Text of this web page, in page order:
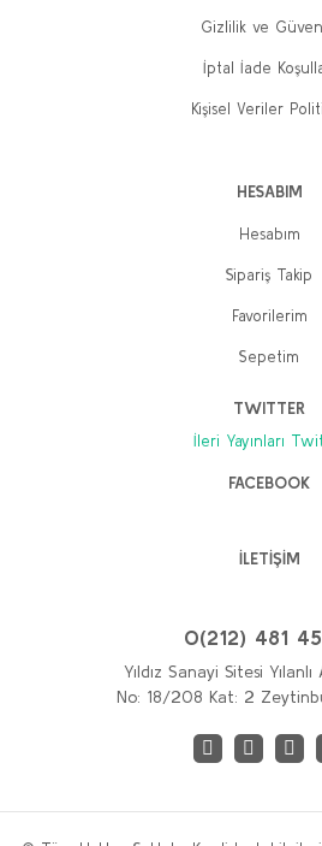
Gizlilik ve
İptal İade
Kişisel Veriler
HESABIM
Hesabım
Sipariş Takip
Favorilerim
Sepetim
TWITTER
İleri Yayınları
FACEBOOK
İLETİŞİM
0(212) 481
Yıldız Sanayi Sitesi Yılanlı
No: 18/208 Kat: 2